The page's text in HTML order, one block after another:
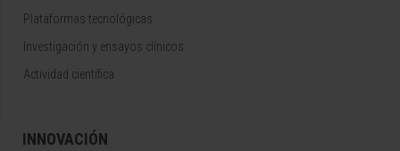
Plataformas tecnológicas
Investigación y ensayos clínicos
Actividad científica
INNOVACIÓN